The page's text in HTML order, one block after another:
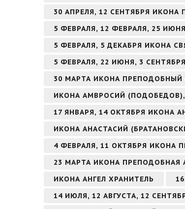
30 АПРЕЛЯ, 12 СЕНТЯБРЯ
5 ФЕВРАЛЯ, 12 ФЕВРАЛЯ, 25
5 ФЕВРАЛЯ, 5 ДЕКАБРЯ ИКОНА
5 ФЕВРАЛЯ, 22 ИЮНЯ, 3
30 МАРТА ИКОНА ПРЕПОДОБНЫЙ
ИКОНА АМВРОСИЙ
17 ЯНВАРЯ, 14 ОКТЯБРЯ ИКОНА
ИКОНА АНАСТАСИЙ
4 ФЕВРАЛЯ, 11 ОКТЯБРЯ ИКОНА
23 МАРТА ИКОНА ПРЕПОДОБНАЯ
ИКОНА АНГЕЛ ХРАНИТЕЛЬ
14 ИЮЛЯ, 12 АВГУСТА, 12